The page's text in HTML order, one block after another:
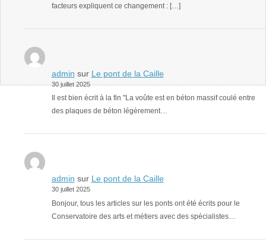
facteurs expliquent ce changement : […]
admin sur Le pont de la Caille
30 juillet 2025
Il est bien écrit à la fin "La voûte est en béton massif coulé entre
des plaques de béton légèrement…
admin sur Le pont de la Caille
30 juillet 2025
Bonjour, tous les articles sur les ponts ont été écrits pour le
Conservatoire des arts et métiers avec des spécialistes…